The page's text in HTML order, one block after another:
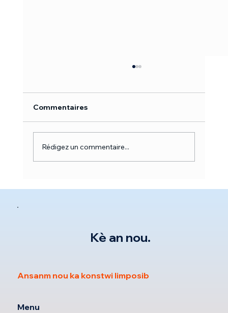
Commentaires
Rédigez un commentaire...
Kè an nou.
Ansanm nou ka konstwi limposib
Menu